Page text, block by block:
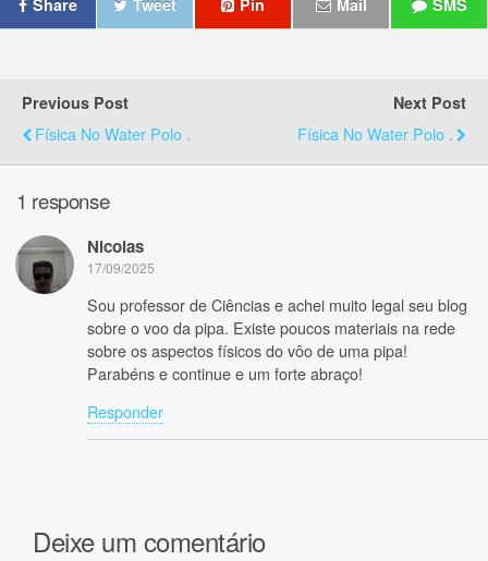
Share Tweet Pin Mail SMS
Previous Post
Física No Water Polo .
Next Post
Física No Water Polo .
1 response
Nicolas
17/09/2025
Sou professor de Ciências e achei muito legal seu blog
sobre o voo da pipa. Existe poucos materiais na rede
sobre os aspectos físicos do vôo de uma pipa!
Parabéns e continue e um forte abraço!
Responder
Deixe um comentário